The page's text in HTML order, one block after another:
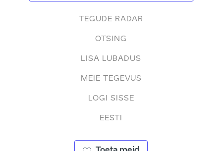
TEGUDE RADAR
OTSING
LISA LUBADUS
MEIE TEGEVUS
LOGI SISSE
EESTI